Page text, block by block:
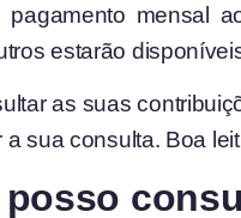
mensal
estarão
as suas
sua consulta. Boa